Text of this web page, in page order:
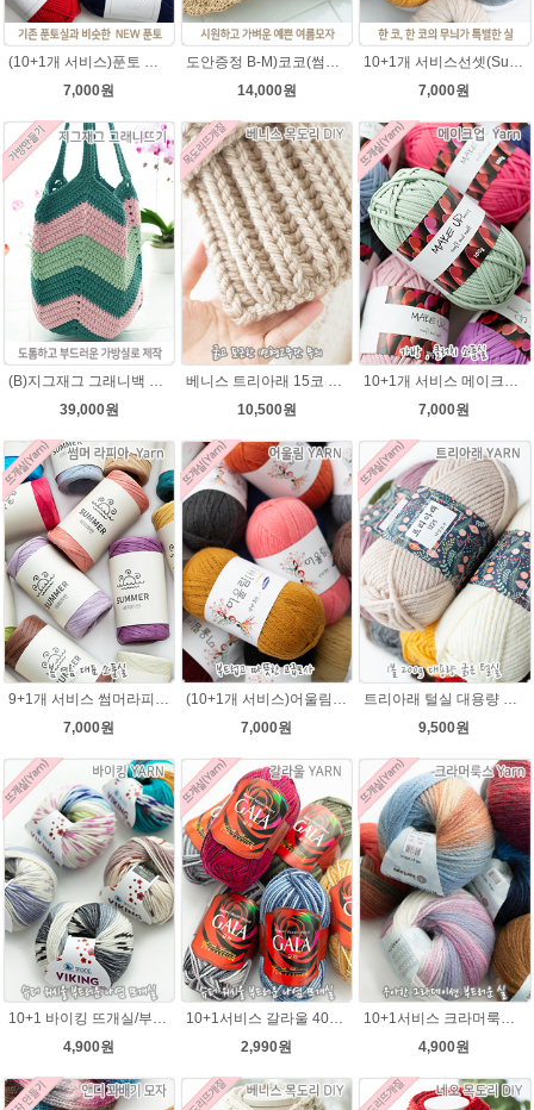
(10+1개 서비스)푼토 어게인 목도리뜨개실 바라클라바 뜨개질 털실/푼토실 아기실 부드러운실
7,000원
도안증정 B-M)코코(썸머라피아)바캉스 코바늘 모자뜨기 뜨개질
14,000원
10+1개 서비스선셋(Sunset) 코튼실 Cotton 92% 가방 소품 뜨개실 코바늘실 사계절 모자뜨개실
7,000원
(B)지그재그 그래니백 배색 코바늘뜨기 메이크업 가방 뜨개실 뜨개질 DIY
39,000원
베니스 트리아래 15코 변형고무뜨기 목도리뜨개질 김씨목도리
10,500원
10+1개 서비스 메이크업 100g / 가방실 클러치 파우치 가방뜨기 소품실
7,000원
9+1개 서비스 썸머라피아 50g , 라탄 라피아 모자 가방뜨개실
7,000원
(10+1개 서비스)어울림 40g(400m) 뜨개실/얇지만 가볍고 따뜻한털실 손뜨개조끼 니트
7,000원
트리아래 털실 대용량 굵은실 가볍고 부드러운겨울 뜨개실 목도리실
9,500원
10+1 바이킹 뜨개실/부드러운 나염 아기털실 목도리실 Viking Yarn
4,900원
10+1서비스 갈라울 40g(130m) 슈퍼워시울 뜨개실 스웨터 뜨개질옷 털실
2,990원
10+1서비스 크라머룩스 털실/부드러운 나염뜨개실 목도리뜨개질 수입 그라데이션털실
4,900원